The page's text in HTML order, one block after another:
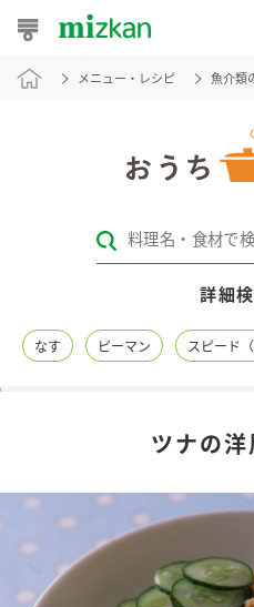
おうちレシピ
レシピカテゴリ一覧
レシピ名特集
商品カテゴリ
新商品一覧
メニュー・レシピ 魚介類
詳細
なす ピーマン スピード
ツナの